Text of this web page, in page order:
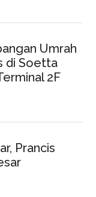
Umrah
di Soetta
2F
Prancis